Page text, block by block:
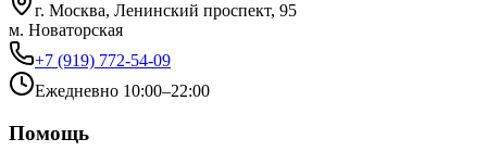
г. Москва, Ленинский проспект, 95
м. Новаторская
+7 (919) 772-54-09
Ежедневно 10:00–22:00
Помощь